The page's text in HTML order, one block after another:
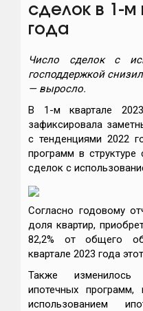
сделок в 1-м
года
Число сделок с
господдержкой
— выросло.
В 1-м квартале
зафиксировала
с тенденциями 2022
программ в
сделок с
Согласно годовому
доля квартир,
82,2% от общего
квартале 2023 года
Также изменилось
ипотечных
использованием